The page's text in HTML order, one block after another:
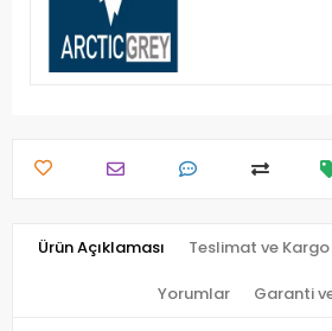
Ürün Açıklaması Teslimat ve Kargo
Yorumlar Garanti